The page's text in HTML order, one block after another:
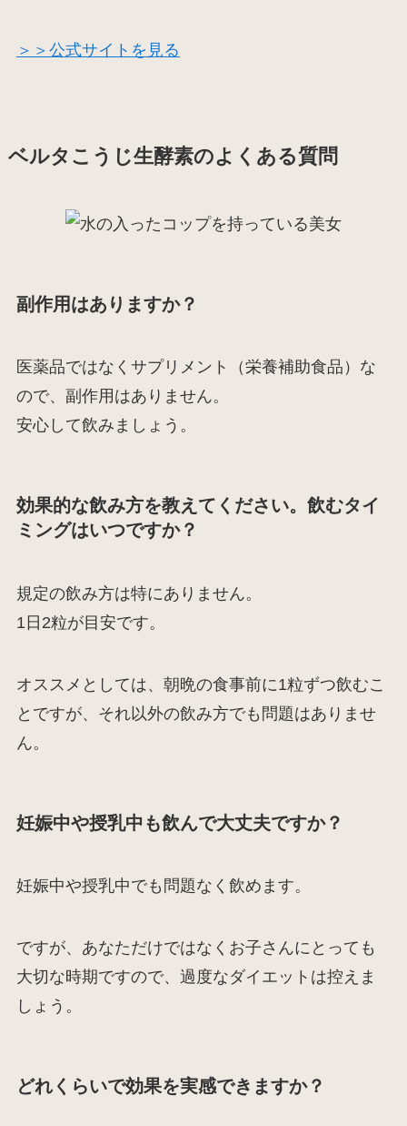
＞＞公式サイトを見る
ベルタこうじ生酵素のよくある質問
副作用はありますか？
医薬品ではなくサプリメント（栄養補助食品）な
ので、副作用はありません。
安心して飲みましょう。
効果的な飲み方を教えてください。飲むタイ
ミングはいつですか？
規定の飲み方は特にありません。
1日2粒が目安です。
オススメとしては、朝晩の食事前に1粒ずつ飲むこ
とですが、それ以外の飲み方でも問題はありませ
ん。
妊娠中や授乳中も飲んで大丈夫ですか？
妊娠中や授乳中でも問題なく飲めます。
ですが、あなただけではなくお子さんにとっても
大切な時期ですので、過度なダイエットは控えま
しょう。
どれくらいで効果を実感できますか？